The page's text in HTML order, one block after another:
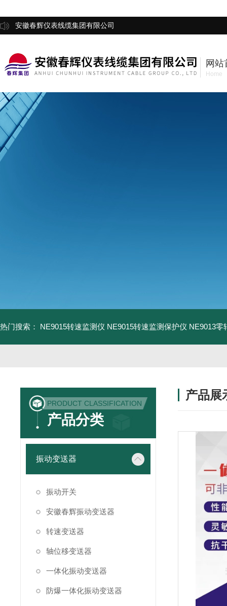
安徽春辉仪表线缆集团有限公司
网站
Home
热门搜索： NE9015转速监测仪 NE9015转速监测保护仪 NE9013零
PRODUCT CLASSIFICATION
产品分类
振动变送器
振动开关
安徽春辉振动变送器
转速变送器
轴位移变送器
一体化振动变送器
防爆一体化振动变送器
产品展